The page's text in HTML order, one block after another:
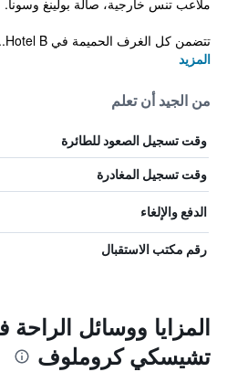
ملاعب تنس خارجية، صالة بولينغ وسونا.
تتضمن كل الغرف الحميمة في Hotel B...
المزيد
من الجيد أن تعلم
وقت تسجيل الصعود للطائرة
وقت تسجيل المغادرة
الدفع والإلغاء
رقم مكتب الاستقبال
المزايا ووسائل
تشيسكي كروملوف